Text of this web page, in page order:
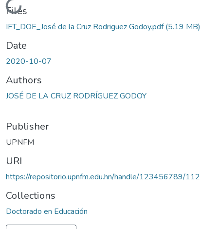
Files
IFT_DOE_José de la Cruz Rodriguez Godoy.pdf(5.19 MB)
Date
2020-10-07
Authors
JOSÉ DE LA CRUZ RODRÍGUEZ GODOY
Publisher
UPNFM
URI
https://repositorio.upnfm.edu.hn/handle/123456789/112
Collections
Doctorado en Educación